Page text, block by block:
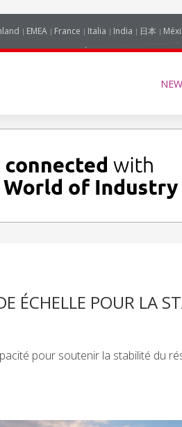
EMEA France Italia India 日本
ÉCHELLE POUR LA
pour soutenir la stabilité du